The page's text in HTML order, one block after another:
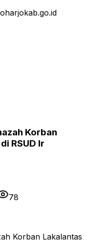
Korban
RSUD Ir
78